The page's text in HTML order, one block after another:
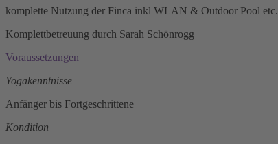
komplette Nutzung der Finca inkl WLAN & Outdoor Pool etc.
Komplettbetreuung durch Sarah Schönrogg
Voraussetzungen
Yogakenntnisse
Anfänger bis Fortgeschrittene
Kondition